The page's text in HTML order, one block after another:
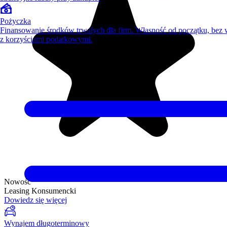
Nowość
Leasing Konsumencki
Dowiedz się więcej
Wynajem długoterminowy
Pożyczka
Finansowanie środków trwałych dla firm. Własność od początku, bez
z korzyściami podatkowymi.